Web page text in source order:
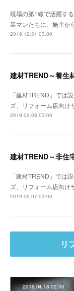
現場の第1線で活躍す
業マンたちに、施主
2019.12.31 03:00
建材TREND～養生
「建材TREND」では
ズ、リフォーム店向
2019.06.08 03:00
建材TREND～非住
「建材TREND」では
ズ、リフォーム店向
2019.06.07 03:00
リ
2019.04.18 03:00